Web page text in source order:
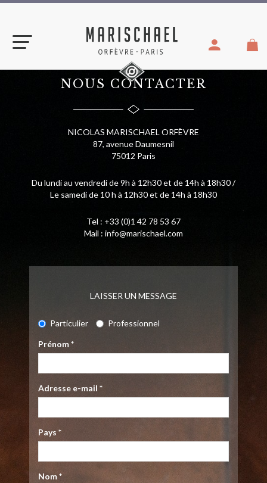
Aller
NOUS CONTACTER
NICOLAS MARISCHAEL ORFÈVRE
87, avenue Daumesnil
75012 Paris
Du lundi au vendredi de 9h à 12h30 et de 14h à 18h30 /
Le samedi de 10 h à 12h30 et de 14h à 18h30
Tel : +33 (0)1 42 78 53 67
Mail : info@marischael.com
LAISSER UN MESSAGE
Particulier Professionnel
Prénom*
Adresse e-mail*
Pays*
Nom*